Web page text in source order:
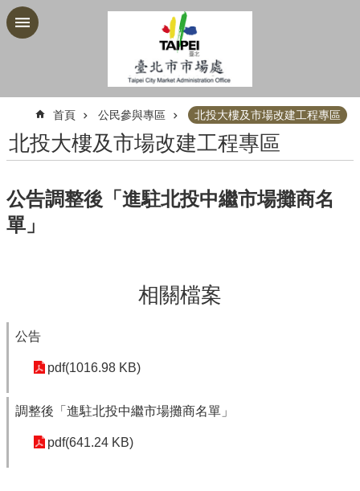
跳到主要內容區塊
首頁 公民參與專區 北投大樓及市場改建工程專區
北投大樓及市場改建工程專區
公告調整後「進駐北投中繼市場攤商名
單」
相關檔案
公告
pdf(1016.98 KB)
調整後「進駐北投中繼市場攤商名單」
pdf(641.24 KB)